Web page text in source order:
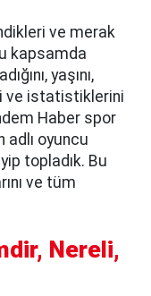
ve merak
kapsamda
yaşını,
ve istatistiklerini
Haber spor
oyuncu
topladık. Bu
ve tüm
Nereli,